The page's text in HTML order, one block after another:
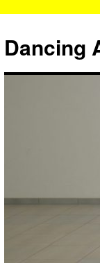
springen
Dancing